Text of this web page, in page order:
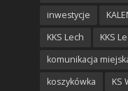
inwestycje
KKS Lech
KKS
komunikacja
koszykówka
KS